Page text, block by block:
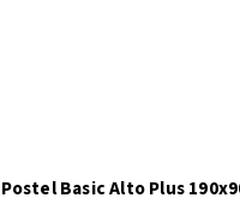
Postel Basic Alto Plus